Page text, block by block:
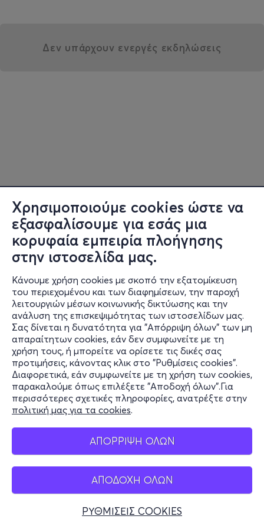
Χρησιμοποιούμε cookies ώστε να
εξασφαλίσουμε για εσάς μια
κορυφαία εμπειρία πλοήγησης
στην ιστοσελίδα μας.
Κάνουμε χρήση cookies με σκοπό την εξατομίκευση
του περιεχομένου και των διαφημίσεων, την παροχή
λειτουργιών μέσων κοινωνικής δικτύωσης και την
ανάλυση της επισκεψιμότητας των ιστοσελίδων μας.
Σας δίνεται η δυνατότητα για "Απόρριψη όλων" των μη
απαραίτητων cookies, εάν δεν συμφωνείτε με τη
χρήση τους, ή μπορείτε να ορίσετε τις δικές σας
προτιμήσεις, κάνοντας κλικ στο "Ρυθμίσεις cookies".
Διαφορετικά, εάν συμφωνείτε με τη χρήση των cookies,
παρακαλούμε όπως επιλέξετε "Αποδοχή όλων".Για
περισσότερες σχετικές πληροφορίες, ανατρέξτε στην
πολιτική μας για τα cookies.
ΑΠΟΡΡΙΨΗ ΟΛΩΝ
ΑΠΟΔΟΧΗ ΟΛΩΝ
ΡΥΘΜΙΣΕΙΣ COOKIES
Δεν υπάρχουν ενεργές εκδηλώσεις